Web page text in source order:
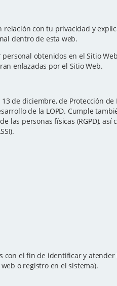
con tu privacidad y
dentro de esta web.
obtenidos en el Sitio
enlazadas por el Sitio Web.
de diciembre, de Protección de
de la LOPD. Cumple
personas físicas (RGPD), así
el fin de identificar y
o registro en el sistema).